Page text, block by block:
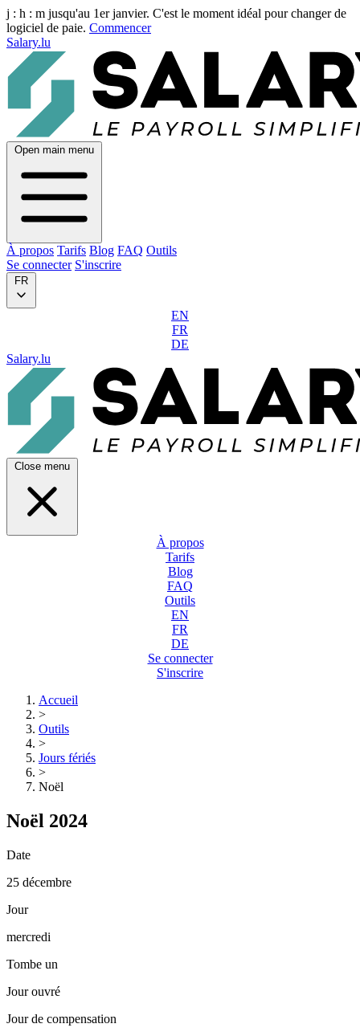
j : h : m jusqu'au 1er janvier. C'est le moment idéal pour changer de
logiciel de paie. Commencer
Salary.lu
Open main menu
À propos Tarifs Blog FAQ Outils
Se connecter S'inscrire
FR
EN
FR
DE
Salary.lu
Close menu
À propos
Tarifs
Blog
FAQ
Outils
EN
FR
DE
Se connecter
S'inscrire
Accueil
>
Outils
>
Jours fériés
>
Noël
Noël 2024
Date
25 décembre
Jour
mercredi
Tombe un
Jour ouvré
Jour de compensation